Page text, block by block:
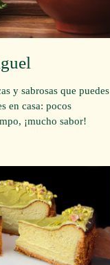
y sabrosas que puedes
en casa: pocos
¡mucho sabor!